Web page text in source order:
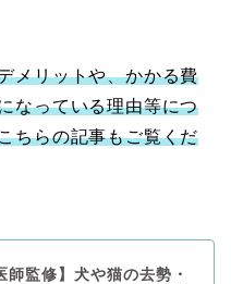
メリットや、かかる費
なっている理由等につ
ちらの記事もご覧くだ
師監修】犬や猫の去勢・